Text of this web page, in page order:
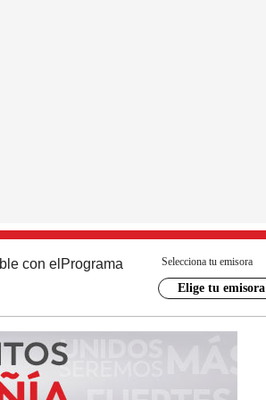
con el Programa Selecciona tu emisora
Elige tu emisora